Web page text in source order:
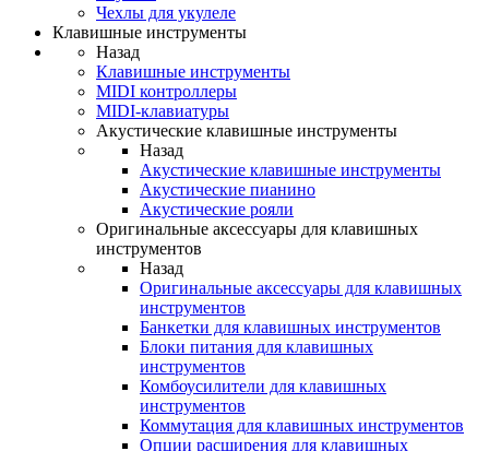
Чехлы для укулеле
Клавишные инструменты
Назад
Клавишные инструменты
MIDI контроллеры
MIDI-клавиатуры
Акустические клавишные инструменты
Назад
Акустические клавишные инструменты
Акустические пианино
Акустические рояли
Оригинальные аксессуары для клавишных
инструментов
Назад
Оригинальные аксессуары для клавишных
инструментов
Банкетки для клавишных инструментов
Блоки питания для клавишных
инструментов
Комбоусилители для клавишных
инструментов
Коммутация для клавишных инструментов
Опции расширения для клавишных